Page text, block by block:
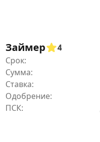
Займер
4
Срок:
Сумма:
Ставка:
Одобрение: